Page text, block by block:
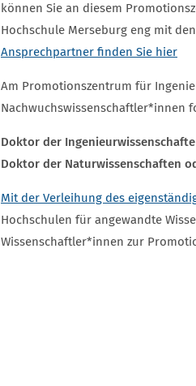
können Sie an diesem
Hochschule Merseburg eng mit
Ansprechpartner finden Sie hier
Am Promotionszentrum für
Nachwuchswissenschaftler*innen
Doktor der
Doktor der Naturwissenschaften
Mit der Verleihung des
Hochschulen für angewandte
Wissenschaftler*innen zur